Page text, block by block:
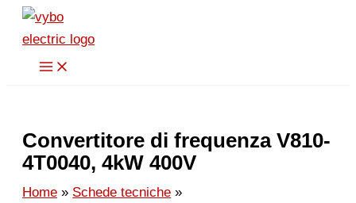
Vai
contenuto
Convertitore di frequenza V810-
4T0040, 4kW 400V
Home
Schede tecniche